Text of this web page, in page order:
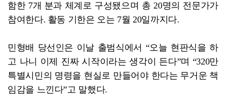
함한 7개 분과 체계로 구성됐으며 총 20명의 전문가가
참여한다. 활동 기한은 오는 7월 20일까지다.
민형배 당선인은 이날 출범식에서 “오늘 현판식을 하
고 나니 이제 진짜 시작이라는 생각이 든다”며 “320만
특별시민의 명령을 현실로 만들어야 한다는 무거운 책
임감을 느낀다”고 말했다.